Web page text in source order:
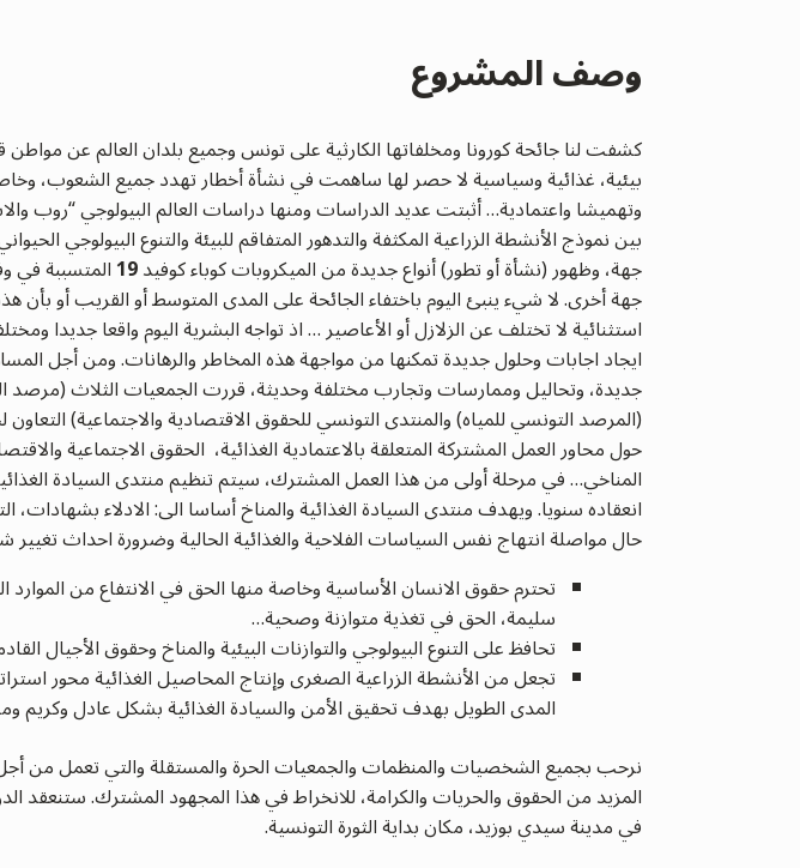
وصف المشروع
كشفت لنا جائحة كورونا ومخلفاتها الكارثية على تونس وجميع بلدان العالم عن
بيئية، غذائية وسياسية لا حصر لها ساهمت في نشأة أخطار تهدد جميع الشعوب،
وتهميشا واعتمادية… أثبتت عديد الدراسات ومنها دراسات العالم البيولوجي “روب
بين نموذج الأنشطة الزراعية المكثفة والتدهور المتفاقم للبيئة والتنوع البيولوجي
جهة، وظهور (نشأة أو تطور) أنواع جديدة من الميكروبات كوباء كوفيد19المتسببة في
جهة أخرى. لا شيء ينبئ اليوم باختفاء الجائحة على المدى المتوسط أو القريب أو
استثنائية لا تختلف عن الزلازل أو الأعاصير … اذ تواجه البشرية اليوم واقعا جديدا
ايجاد اجابات وحلول جديدة تمكنها من مواجهة هذه المخاطر والرهانات. ومن أجل
جديدة، وتحاليل وممارسات وتجارب مختلفة وحديثة، قررت الجمعيات الثلاث (مرصد
(المرصد التونسي للمياه)والمنتدى التونسي للحقوق الاقتصادية والاجتماعية)
حول محاور العمل المشتركة المتعلقة بالاعتمادية الغذائية، الحقوق الاجتماعية
انعقاده سنويا. ويهدف منتدى السيادة الغذائية والمناخ أساسا الى: الادلاء بشهادات،
حال مواصلة انتهاج نفس السياسات الفلاحية والغذائية الحالية وضرورة احداث
تحترم حقوق الانسان الأساسية وخاصة منها الحق في الانتفاع من الموارد
سليمة، الحق في تغذية متوازنة وصحية…
تحافظ على التنوع البيولوجي والتوازنات البيئية والمناخ وحقوق الأجيال
تجعل من الأنشطة الزراعية الصغرى وإنتاج المحاصيل الغذائية محور
المدى الطويل بهدف تحقيق الأمن والسيادة الغذائية بشكل عادل وكريم
نرحب بجميع الشخصيات والمنظمات والجمعيات الحرة والمستقلة والتي تعمل من
المزيد من الحقوق والحريات والكرامة، للانخراط في هذا المجهود المشترك. ستنعقد
في مدينة سيدي بوزيد، مكان بداية الثورة التونسية.